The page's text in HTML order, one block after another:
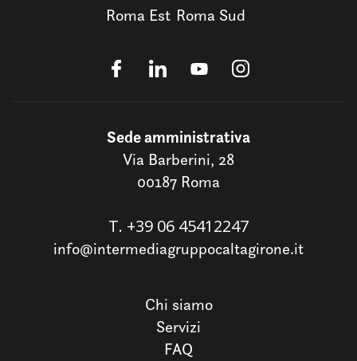
Roma Est Roma Sud
Sede amministrativa
Via Barberini, 28
00187 Roma
T. +39 06 45412247
info@intermediagruppocaltagirone.it
Chi siamo
Servizi
FAQ